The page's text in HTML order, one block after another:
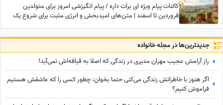
کائنات پیام ویژه ای برات داره / پیام انگیزشی امروز برای متولدین
فروردین تا اسفند | متن‌های امیدبخش و انرژی مثبت برای شروع یک
جدید‌ترین‌ها در مجله خانواده
راز آرامش عجیب مهران مدیری در زندگی که اصلا به قیافه‌اش نمی‌آید!
اگر هنوز با خاطراتش زندگی می‌کنی حتما بخوان: چطور کسی را که عاشقش هستیم
فراموش کنیم؟